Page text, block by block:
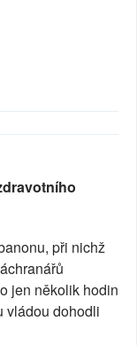
při nichž
jen několik hodin
vládou dohodli